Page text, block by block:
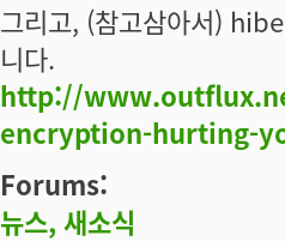
그리고, (참고삼아서)
니다.
http://
encryption-hurting-
Forums:
뉴스, 새소식